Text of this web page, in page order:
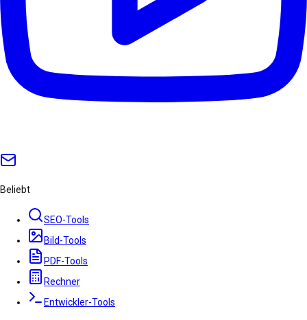
Beliebt
SEO-Tools
Bild-Tools
PDF-Tools
Rechner
Entwickler-Tools